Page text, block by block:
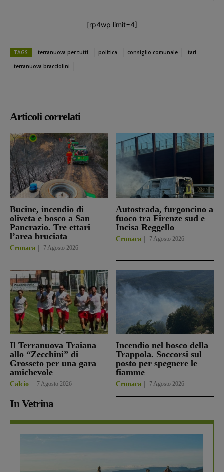
Articoli correlati
Bucine, incendio di
oliveta e bosco a San
Pancrazio. Tre ettari
l’area bruciata
Cronaca 7 Agosto 2026
Autostrada, furgoncino a
fuoco tra Firenze sud e
Incisa Reggello
Cronaca 7 Agosto 2026
Il Terranuova Traiana
allo “Zecchini” di
Grosseto per una gara
amichevole
Calcio 7 Agosto 2026
Incendio nel bosco della
Trappola. Soccorsi sul
posto per spegnere le
fiamme
Cronaca 7 Agosto 2026
In Vetrina
[rp4wp limit=4]
TAGS terranuova per tutti politica consiglio comunale
tari
terranuova bracciolini